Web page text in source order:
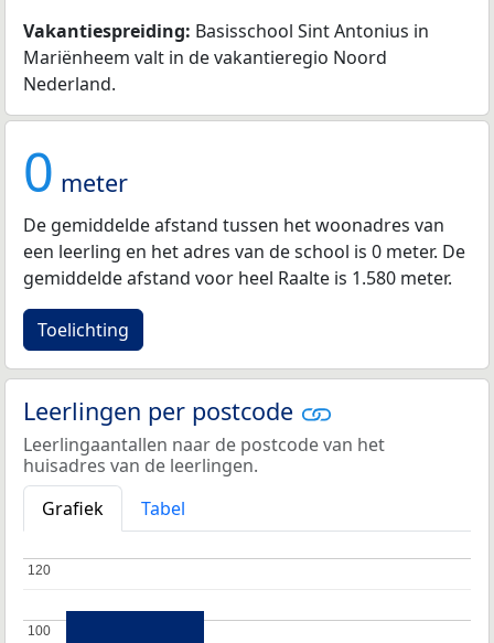
Vakantiespreiding: Basisschool Sint Antonius in
Mariënheem valt in de vakantieregio Noord
Nederland.
0 meter
De gemiddelde afstand tussen het woonadres van
een leerling en het adres van de school is 0 meter. De
gemiddelde afstand voor heel Raalte is 1.580 meter.
Toelichting
Leerlingen per postcode
Leerlingaantallen naar de postcode van het
huisadres van de leerlingen.
Grafiek
Tabel
100
100
120
120